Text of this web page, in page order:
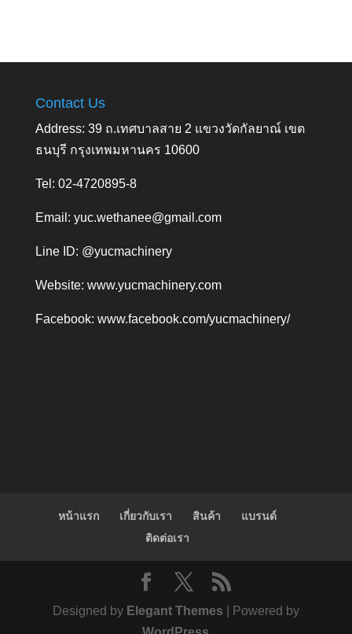
Contact Us
Address: 39 ถ.เทศบาลสาย 2 แขวงวัดกัลยาณ์ เขต
ธนบุรี กรุงเทพมหานคร 10600
Tel: 02-4720895-8
Email: yuc.wethanee@gmail.com
Line ID: @yucmachinery
Website: www.yucmachinery.com
Facebook: www.facebook.com/yucmachinery/
หน้าแรก เกี่ยวกับเรา สินค้า
แบรนด์
ติดต่อเรา
Designed by Elegant Themes | Powered by